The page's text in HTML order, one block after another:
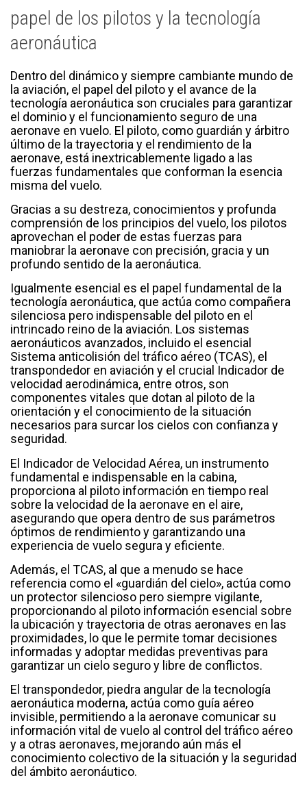
papel de los pilotos y la tecnología
aeronáutica
Dentro del dinámico y siempre cambiante mundo de
la aviación, el papel del piloto y el avance de la
tecnología aeronáutica son cruciales para garantizar
el dominio y el funcionamiento seguro de una
aeronave en vuelo. El piloto, como guardián y árbitro
último de la trayectoria y el rendimiento de la
aeronave, está inextricablemente ligado a las
fuerzas fundamentales que conforman la esencia
misma del vuelo.
Gracias a su destreza, conocimientos y profunda
comprensión de los principios del vuelo, los pilotos
aprovechan el poder de estas fuerzas para
maniobrar la aeronave con precisión, gracia y un
profundo sentido de la aeronáutica.
Igualmente esencial es el papel fundamental de la
tecnología aeronáutica, que actúa como compañera
silenciosa pero indispensable del piloto en el
intrincado reino de la aviación. Los sistemas
aeronáuticos avanzados, incluido el esencial
Sistema anticolisión del tráfico aéreo (TCAS), el
transpondedor en aviación y el crucial Indicador de
velocidad aerodinámica, entre otros, son
componentes vitales que dotan al piloto de la
orientación y el conocimiento de la situación
necesarios para surcar los cielos con confianza y
seguridad.
El Indicador de Velocidad Aérea, un instrumento
fundamental e indispensable en la cabina,
proporciona al piloto información en tiempo real
sobre la velocidad de la aeronave en el aire,
asegurando que opera dentro de sus parámetros
óptimos de rendimiento y garantizando una
experiencia de vuelo segura y eficiente.
Además, el TCAS, al que a menudo se hace
referencia como el «guardián del cielo», actúa como
un protector silencioso pero siempre vigilante,
proporcionando al piloto información esencial sobre
la ubicación y trayectoria de otras aeronaves en las
proximidades, lo que le permite tomar decisiones
informadas y adoptar medidas preventivas para
garantizar un cielo seguro y libre de conflictos.
El transpondedor, piedra angular de la tecnología
aeronáutica moderna, actúa como guía aéreo
invisible, permitiendo a la aeronave comunicar su
información vital de vuelo al control del tráfico aéreo
y a otras aeronaves, mejorando aún más el
conocimiento colectivo de la situación y la seguridad
del ámbito aeronáutico.